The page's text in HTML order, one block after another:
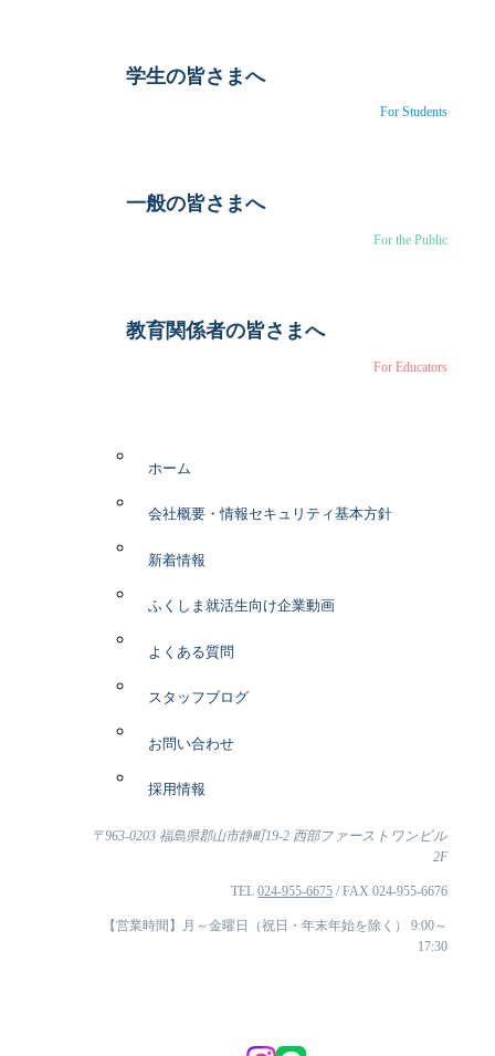
学生の皆さまへ
For Students
一般の皆さまへ
For the Public
教育関係者の皆さまへ
For Educators
ホーム
会社概要・情報セキュリティ基本方針
新着情報
ふくしま就活生向け企業動画
よくある質問
スタッフブログ
お問い合わせ
採用情報
〒963-0203 福島県郡山市静町19-2 西部ファーストワンビル
2F
TEL024-955-6675 / FAX 024-955-6676
【営業時間】月～金曜日（祝日・年末年始を除く） 9:00～
17:30